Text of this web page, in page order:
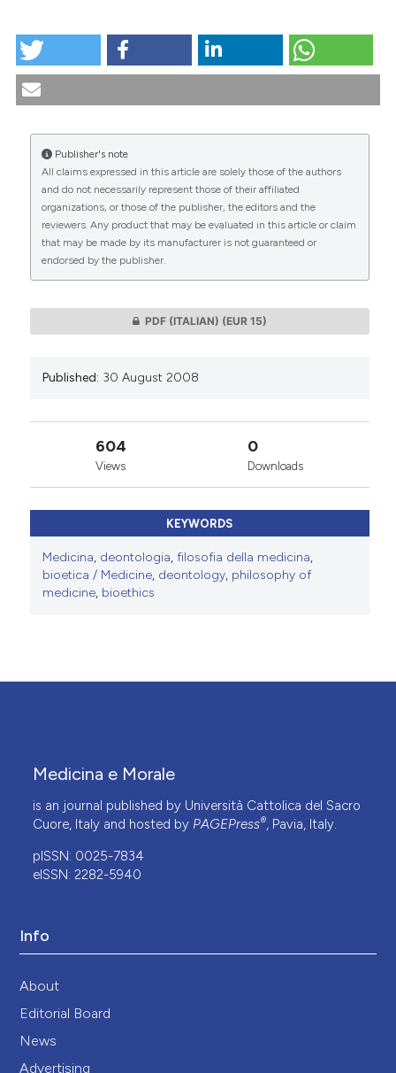
CITATIONS
0 0
Principi bioetici nell’esercizio della medicina: una
More Citation Formats
Publisher's note
All claims expressed in this article are solely those of the authors
and do not necessarily represent those of their affiliated
organizations, or those of the publisher, the editors and the
reviewers. Any product that may be evaluated in this article or claim
that may be made by its manufacturer is not guaranteed or
endorsed by the publisher.
PDF (ITALIAN) (EUR 15)
Published: 30 August 2008
604
Views
0
Downloads
KEYWORDS
Medicina, deontologia, filosofia della medicina,
bioetica / Medicine, deontology, philosophy of
medicine, bioethics
Medicina e Morale
is an journal published by Università Cattolica del Sacro
Cuore, Italy and hosted by PAGEPress®, Pavia, Italy.
pISSN: 0025-7834
eISSN: 2282-5940
Info
About
Editorial Board
News
Advertising